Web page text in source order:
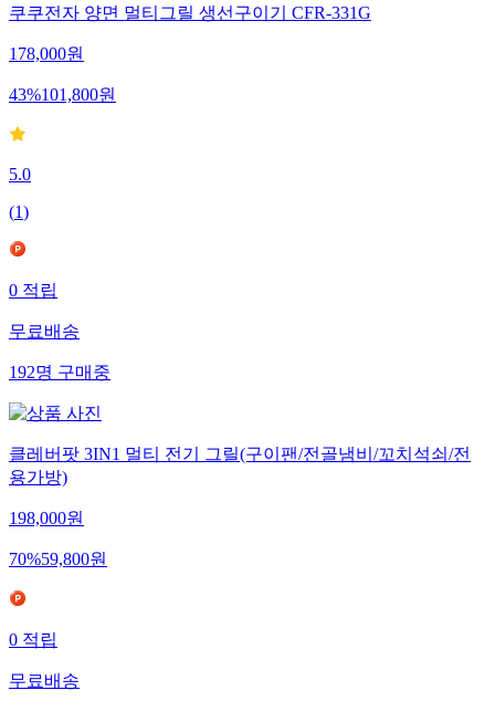
쿠쿠전자 양면 멀티그릴 생선구이기 CFR-331G
178,000원
43%101,800원
5.0
(1)
0 적립
무료배송
192명 구매중
클레버팟 3IN1 멀티 전기 그릴(구이팬/전골냄비/꼬치석쇠/전
용가방)
198,000원
70%59,800원
0 적립
무료배송